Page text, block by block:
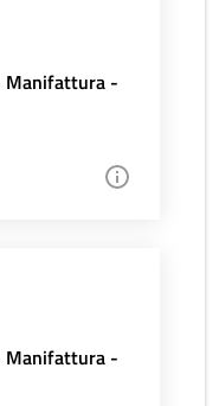
Manifattura -
Manifattura -